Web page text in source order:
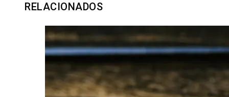
RELACIONADOS